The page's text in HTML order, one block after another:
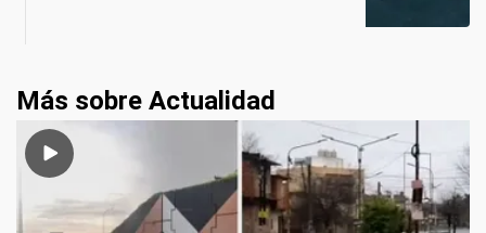
Más sobre Actualidad